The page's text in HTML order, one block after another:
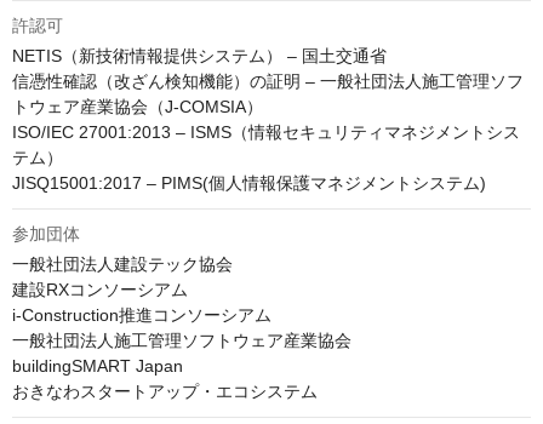
許認可
NETIS（新技術情報提供システム） – 国土交通省
信憑性確認（改ざん検知機能）の証明 – 一般社団法人施工管理ソフ
トウェア産業協会（J-COMSIA）
ISO/IEC 27001:2013 – ISMS（情報セキュリティマネジメントシス
テム）
JISQ15001:2017 – PIMS(個人情報保護マネジメントシステム)
参加団体
一般社団法人建設テック協会
建設RXコンソーシアム
i-Construction推進コンソーシアム
一般社団法人施工管理ソフトウェア産業協会
buildingSMART Japan
おきなわスタートアップ・エコシステム